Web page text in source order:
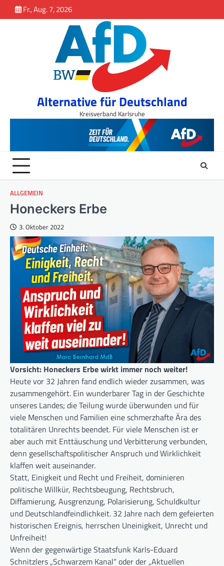
springen
to
Fr., Aug. 7, 2026
Alternative für Deutschland
Kreisverband Karlsruhe
ALLGEMEIN
Honeckers Erbe
3. Oktober 2022
Vorsicht: Honeckers Erbe wirkt immer noch weiter!
Heute vor 32 Jahren fand endlich wieder zusammen, was
zusammengehört. Ein wunderbarer Tag in der Geschichte
unseres Landes; die Teilung wurde überwunden und für
viele Menschen und Familien eine schmerzhafte Ära des
totalitären Unrechts beendet. Für viele Menschen ist er
aber auch mit Enttäuschung und Verbitterung verbunden,
denn gesellschaftspolitischer Anspruch und Wirklichkeit
klaffen weit auseinander.
Statt, Einigkeit und Recht und Freiheit, dominieren
politische Willkür, Rechtsbeugung, Rechtsbruch,
Diffamierung, Ausgrenzung, Polarisierung, Schuldkultur
und Deutschlandfeindlichkeit. 32 Jahre nach dem gefeierten
historischen Ereignis, herrschen Uneinigkeit, Unrecht und
Unfreiheit!
Wenn der gegenwärtige Staatsfunk Karls-Eduard
Schnitzlers „Schwarzem Kanal“ oder der „Aktuellen